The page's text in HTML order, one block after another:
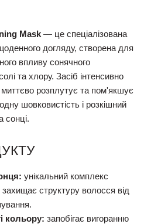
Mask — це спеціалізована
догляду, створена для
впливу сонячного
та хлору. Засіб інтенсивно
розплутує та пом'якшує
шовковистість і розкішний
сонці.
унікальний комплекс
структуру волосся від
кольору: запобігає вигоранню